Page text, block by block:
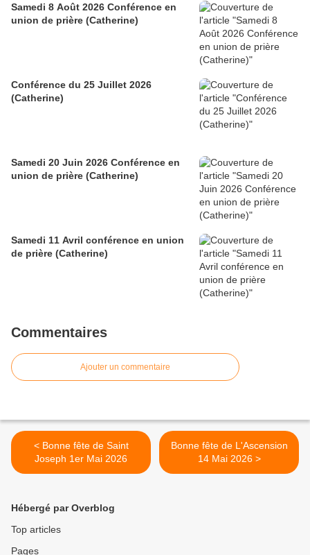
Samedi 8 Août 2026 Conférence en
union de prière (Catherine)
Conférence du 25 Juillet 2026
(Catherine)
Samedi 20 Juin 2026 Conférence en
union de prière (Catherine)
Samedi 11 Avril conférence en union
de prière (Catherine)
Commentaires
Ajouter un commentaire
< Bonne fête de Saint
Joseph 1er Mai 2026
Bonne fête de L'Ascension
14 Mai 2026 >
Hébergé par Overblog
Top articles
Pages